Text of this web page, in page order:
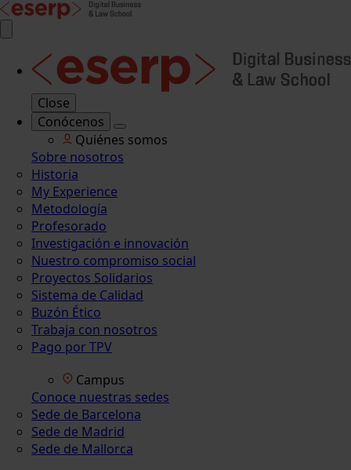
Close
Conócenos
Quiénes somos
Sobre nosotros
Historia
My Experience
Metodología
Profesorado
Investigación e innovación
Nuestro compromiso social
Proyectos Solidarios
Sistema de Calidad
Buzón Ético
Trabaja con nosotros
Pago por TPV
Campus
Conoce nuestras sedes
Sede de Barcelona
Sede de Madrid
Sede de Mallorca